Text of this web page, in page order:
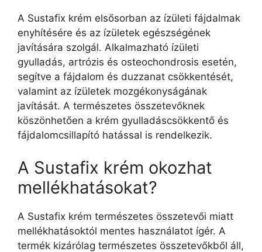
A Sustafix krém elsősorban az ízületi fájdalmak
enyhítésére és az ízületek egészségének
javítására szolgál. Alkalmazható ízületi
gyulladás, artrózis és osteochondrosis esetén,
segítve a fájdalom és duzzanat csökkentését,
valamint az ízületek mozgékonyságának
javítását. A természetes összetevőknek
köszönhetően a krém gyulladáscsökkentő és
fájdalomcsillapító hatással is rendelkezik.
A Sustafix krém okozhat
mellékhatásokat?
A Sustafix krém természetes összetevői miatt
mellékhatásoktól mentes használatot ígér. A
termék kizárólag természetes összetevőkből áll,